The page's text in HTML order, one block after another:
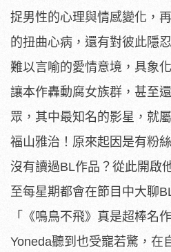
捉男性的心理與情感變化，
的扭曲心病， 還有對彼此隱
難以言喻的愛情意境， 具象
讓本作轟動腐女族群， 甚至
眾，其中最知名的影星，就
福山雅治！ 原來起因是有粉
沒有讀過BL作品？ 從此開啟
至每星期都會在節目中大聊
「《鳴鳥不飛》真是超棒名
Yoneda聽到也受寵若驚，在